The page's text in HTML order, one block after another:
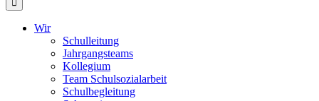
Wir
Schulleitung
Jahrgangsteams
Kollegium
Team Schulsozialarbeit
Schulbegleitung